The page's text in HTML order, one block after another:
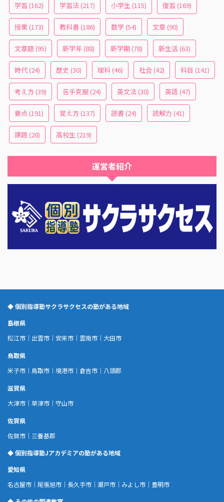
学習 (162) 学習法(217) 小学生(115) 復習 (169)
授業(173) 教科書(186) 数学(54) 文章 (90)
文章題 (95) 新学年(88) 新学期(78) 新生活(63)
時代(24) 歴史 (30) 理科(46) 社会(42) 科目 (141)
考え方(39) 苦手克服(24) 英文法(30) 英語 (47)
要点 (191) 覚え方(137) 読書(24) 読解力 (41)
課題 (28) 高校生(219)
運営者紹介
◆ 個別指導塾サクラサクセスの塾がある地域
島根県
松江市 ｜ 出雲市 ｜ 安来市 ｜ 雲南市 ｜ 大田市
鳥取県
米子市 ｜ 鳥取市 ｜ 境港市 ｜ 倉吉市 ｜ 八頭郡
滋賀県
大津市 ｜ 草津市 ｜ 守山市
佐賀県
佐賀市 ｜ 三養基郡
◆ 個別指導塾Jアカデミアの塾がある地域
愛知県
名古屋市 ｜ 尾張旭市 ｜ 長久手市 ｜ 瀬戸市 ｜ みよし市 ｜ 豊明市